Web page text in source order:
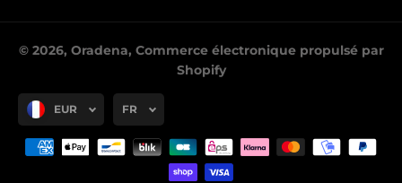
© 2026, Oradena, Commerce électronique propulsé par
Shopify
EUR FR